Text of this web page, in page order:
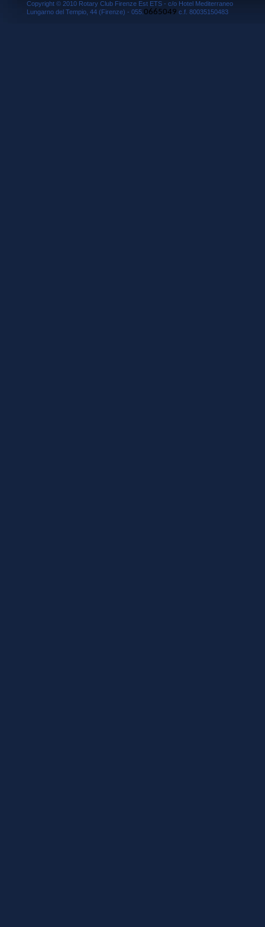
Copyright © 2010 Rotary Club Firenze Est ETS - c/o Hotel Mediterraneo
Lungarno del Tempio, 44 (Firenze) - 055. 0665049 c.f. 80035150483